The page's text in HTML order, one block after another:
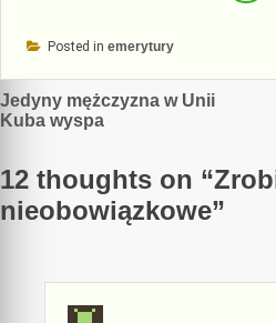
Posted in emerytury
Nawigacja
wpisu
Jedyny mężczyzna w Unii
Kuba wyspa
12 thoughts on “
nieobowiązkowe”